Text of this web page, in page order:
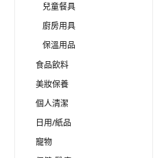
兒童餐具
廚房用具
保溫用品
食品飲料
美妝保養
個人清潔
日用/紙品
寵物